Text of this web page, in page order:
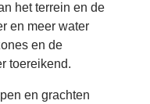
het terrein en de
en meer water
en de
toereikend.
en grachten